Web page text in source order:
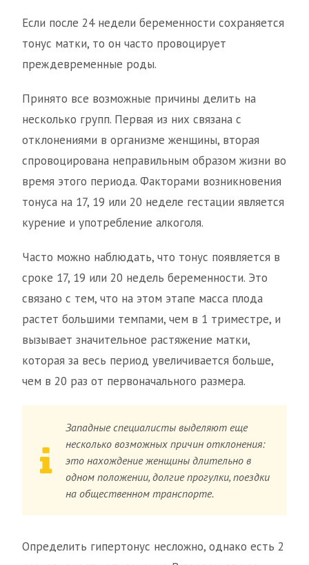
Если после 24 недели беременности сохраняется
тонус матки, то он часто провоцирует
преждевременные роды.
Принято все возможные причины делить на
несколько групп. Первая из них связана с
отклонениями в организме женщины, вторая
спровоцирована неправильным образом жизни во
время этого периода. Факторами возникновения
тонуса на 17, 19 или 20 неделе гестации является
курение и употребление алкоголя.
Часто можно наблюдать, что тонус появляется в
сроке 17, 19 или 20 недель беременности. Это
связано с тем, что на этом этапе масса плода
растет большими темпами, чем в 1 триместре, и
вызывает значительное растяжение матки,
которая за весь период увеличивается больше,
чем в 20 раз от первоначального размера.
Западные специалисты выделяют еще
несколько возможных причин отклонения:
это нахождение женщины длительно в
одном положении, долгие прогулки, поездки
на общественном транспорте.
Определить гипертонус несложно, однако есть 2